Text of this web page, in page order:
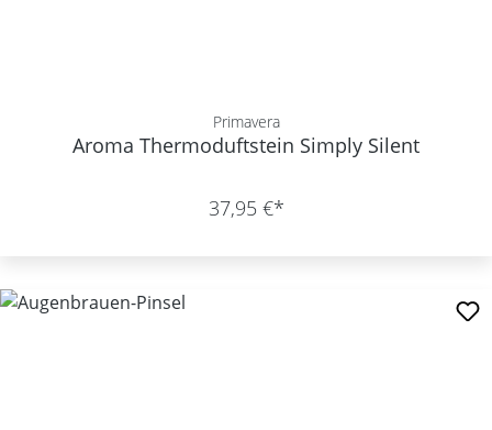
Primavera
Aroma Thermoduftstein Simply Silent
37,95 €*